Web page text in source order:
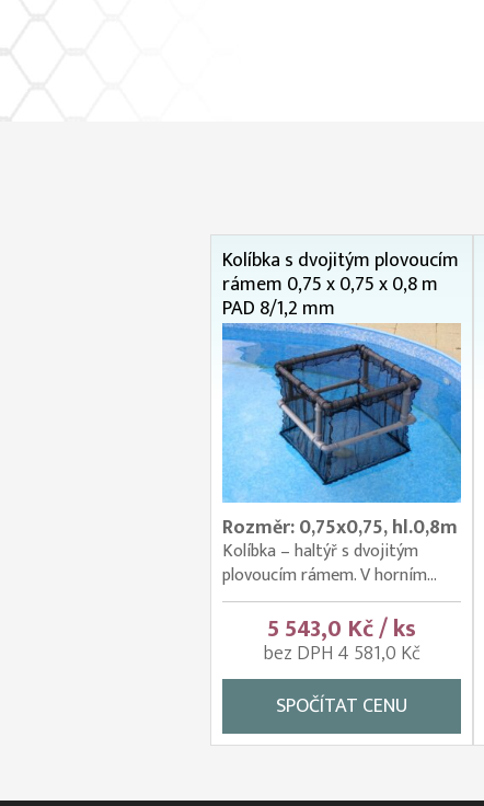
Kolíbka s dvojitým plovoucím
rámem 0,75 x 0,75 x 0,8 m
PAD 8/1,2 mm
Rozměr: 0,75x0,75, hl.0,8m
Kolíbka – haltýř s dvojitým
plovoucím rámem. V horním...
5 543,0 Kč / ks
bez DPH 4 581,0 Kč
SPOČÍTAT CENU